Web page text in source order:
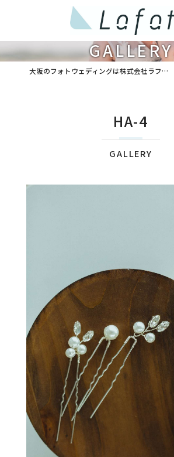
GALLERY
大阪のフォトウェディングは株式会社ラフエイト
GALLERY
HA-4